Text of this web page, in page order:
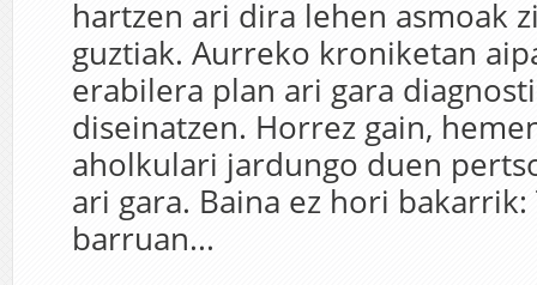
hartzen ari dira lehen asmoak
guztiak. Aurreko kroniketan
erabilera plan ari gara
diseinatzen. Horrez gain,
aholkulari jardungo duen
ari gara. Baina ez hori bakarrik:
barruan...